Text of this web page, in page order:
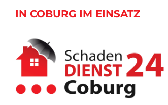
IN COBURG IM EINSATZ